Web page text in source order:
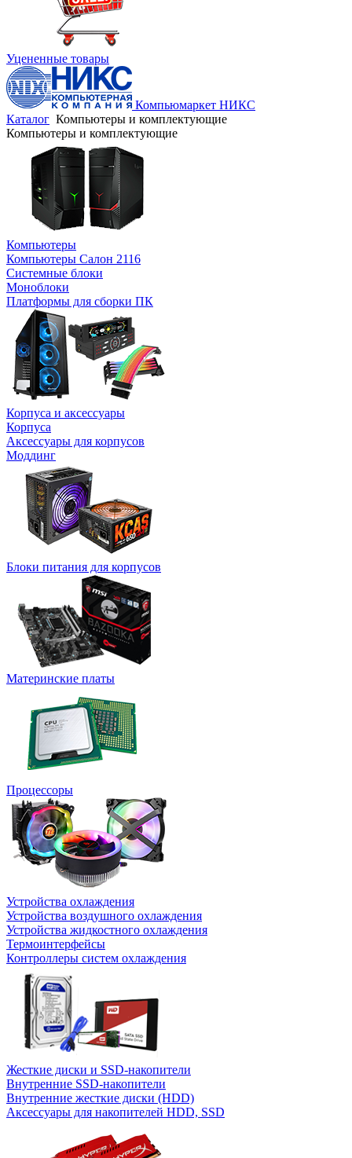
Уцененные товары
Компьюмаркет НИКС
Каталог Компьютеры и комплектующие
Компьютеры и комплектующие
Компьютеры
Компьютеры Салон 2116
Системные блоки
Моноблоки
Платформы для сборки ПК
Корпуса и аксессуары
Корпуса
Аксессуары для корпусов
Моддинг
Блоки питания для корпусов
Материнские платы
Процессоры
Устройства охлаждения
Устройства воздушного охлаждения
Устройства жидкостного охлаждения
Термоинтерфейсы
Контроллеры систем охлаждения
Жесткие диски и SSD-накопители
Внутренние SSD-накопители
Внутренние жесткие диски (HDD)
Аксессуары для накопителей HDD, SSD